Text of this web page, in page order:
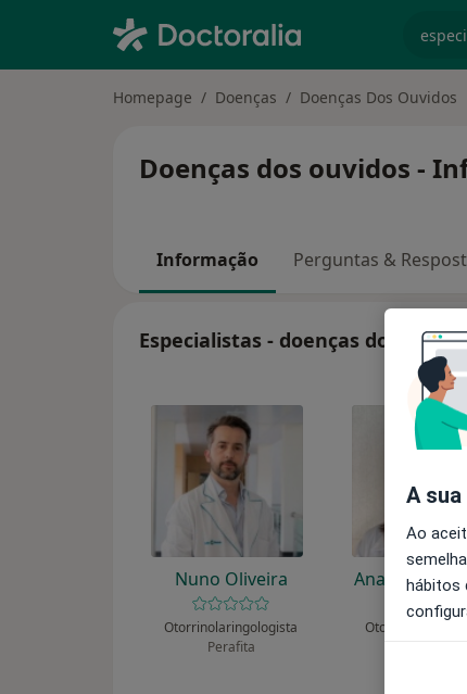
Homepage Doenças Doenças Dos Ouvidos
Doenças dos ouvidos -
Informação Perguntas &
Especialistas - doenças dos
Nuno Oliveira
Otorrinolaringologista
Perafita
Ana
A
Ao
hábitos